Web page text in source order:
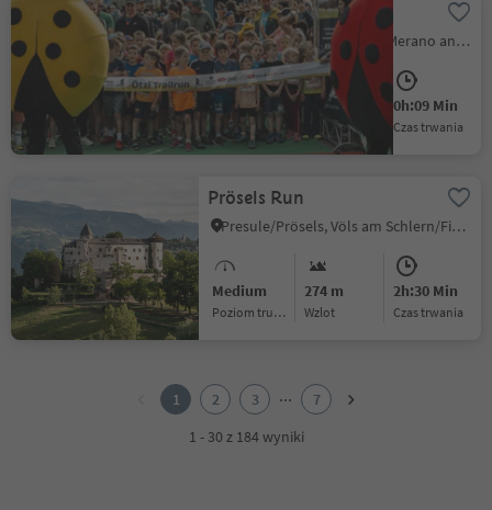
Ötzi - Kids Run
Naturns/Naturno, Meran/Merano and environs
Easy
Poziom trudności
0h:09 Min
czas trwania
Prösels Run
Presule/Prösels, Völs am Schlern/Fiè allo Sciliar, Dolomites Region Seiser Alm
Medium
Poziom trudności
274 m
Wzlot
2h:30 Min
czas trwania
1 2 3 ...
7
1 - 30 z 184 wyniki